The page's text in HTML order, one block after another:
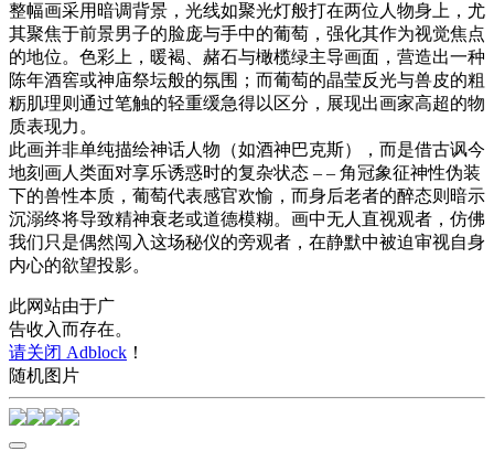
整幅画采用暗调背景，光线如聚光灯般打在两位人物身上，尤
其聚焦于前景男子的脸庞与手中的葡萄，强化其作为视觉焦点
的地位。色彩上，暖褐、赭石与橄榄绿主导画面，营造出一种
陈年酒窖或神庙祭坛般的氛围；而葡萄的晶莹反光与兽皮的粗
粝肌理则通过笔触的轻重缓急得以区分，展现出画家高超的物
质表现力。
此画并非单纯描绘神话人物（如酒神巴克斯），而是借古讽今
地刻画人类面对享乐诱惑时的复杂状态 – – 角冠象征神性伪装
下的兽性本质，葡萄代表感官欢愉，而身后老者的醉态则暗示
沉溺终将导致精神衰老或道德模糊。画中无人直视观者，仿佛
我们只是偶然闯入这场秘仪的旁观者，在静默中被迫审视自身
内心的欲望投影。
此网站由于广
告收入而存在。
请关闭 Adblock ！
随机图片